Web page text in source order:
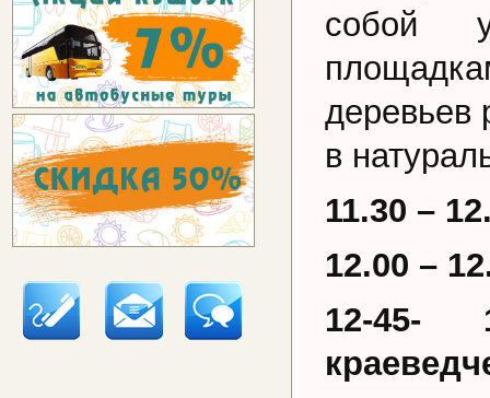
собой
деревьев
в
11.30 –
12.00 –
12-45-